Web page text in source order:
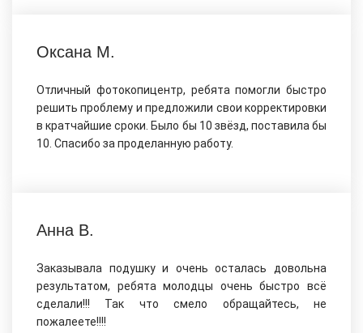
Оксана М.
Отличный фотокопицентр, ребята помогли быстро
решить проблему и предложили свои корректировки
в кратчайшие сроки. Было бы 10 звёзд, поставила бы
10. Спасибо за проделанную работу.
Анна В.
Заказывала подушку и очень осталась довольна
результатом, ребята молодцы очень быстро всё
сделали!!! Так что смело обращайтесь, не
пожалеете!!!!